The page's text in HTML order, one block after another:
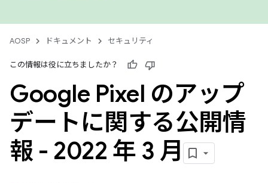
AOSP ドキュメント セキュリティ
この情報は役に立ちましたか？
Google Pixel のアップ
デートに関する公開情
報 - 2022 年 3 月